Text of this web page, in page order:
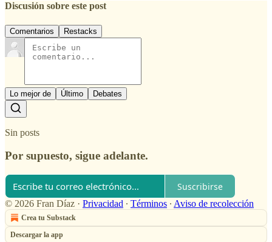
Discusión sobre este post
Comentarios Restacks
Lo mejor de Último Debates
Sin posts
Por supuesto, sigue adelante.
Suscribirse
© 2026 Fran Díaz · Privacidad ∙ Términos ∙ Aviso de recolección
Crea tu Substack
Descargar la app